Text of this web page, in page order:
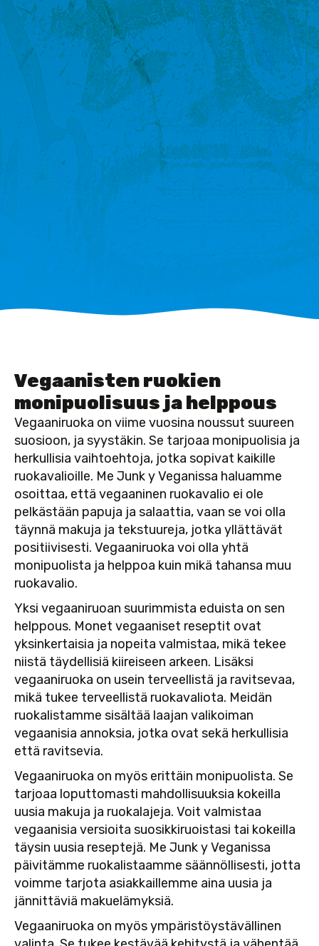
Vegaanisten ruokien
monipuolisuus ja helppous
Vegaaniruoka on viime vuosina noussut suureen
suosioon, ja syystäkin. Se tarjoaa monipuolisia ja
herkullisia vaihtoehtoja, jotka sopivat kaikille
ruokavalioille. Me Junk y Veganissa haluamme
osoittaa, että vegaaninen ruokavalio ei ole
pelkästään papuja ja salaattia, vaan se voi olla
täynnä makuja ja tekstuureja, jotka yllättävät
positiivisesti. Vegaaniruoka voi olla yhtä
monipuolista ja helppoa kuin mikä tahansa muu
ruokavalio.
Yksi vegaaniruoan suurimmista eduista on sen
helppous. Monet vegaaniset reseptit ovat
yksinkertaisia ja nopeita valmistaa, mikä tekee
niistä täydellisiä kiireiseen arkeen. Lisäksi
vegaaniruoka on usein terveellistä ja ravitsevaa,
mikä tukee terveellistä ruokavaliota. Meidän
ruokalistamme sisältää laajan valikoiman
vegaanisia annoksia, jotka ovat sekä herkullisia
että ravitsevia.
Vegaaniruoka on myös erittäin monipuolista. Se
tarjoaa loputtomasti mahdollisuuksia kokeilla
uusia makuja ja ruokalajeja. Voit valmistaa
vegaanisia versioita suosikkiruoistasi tai kokeilla
täysin uusia reseptejä. Me Junk y Veganissa
päivitämme ruokalistaamme säännöllisesti, jotta
voimme tarjota asiakkaillemme aina uusia ja
jännittäviä makuelämyksiä.
Vegaaniruoka on myös ympäristöystävällinen